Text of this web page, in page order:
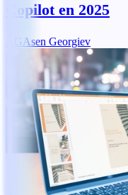
Copilot en 2025
AGAsen Georgiev